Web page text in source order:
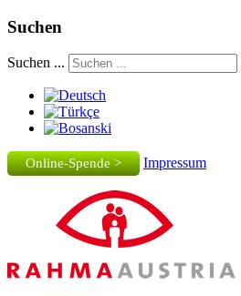
Suchen
Suchen ...
Online-Spende > Impressum